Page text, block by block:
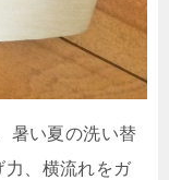
暑い夏の洗い替
力、横流れをガ